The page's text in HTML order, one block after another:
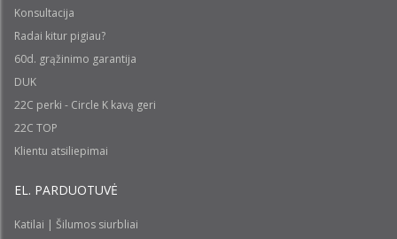
Konsultacija
Radai kitur pigiau?
60d. grąžinimo garantija
DUK
22C perki - Circle K kavą geri
22C TOP
Klientu atsiliepimai
EL. PARDUOTUVĖ
Katilai | Šilumos siurbliai